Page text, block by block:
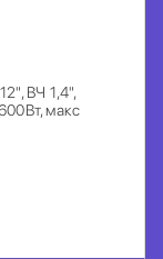
ВЧ 1,4",
макс